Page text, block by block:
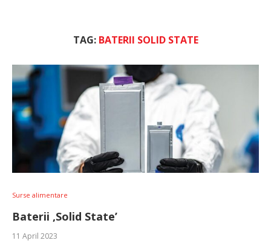
TAG: BATERII SOLID STATE
Surse alimentare
Baterii ‚Solid State’
11 April 2023